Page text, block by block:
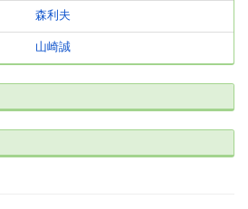
森利夫
山崎誠